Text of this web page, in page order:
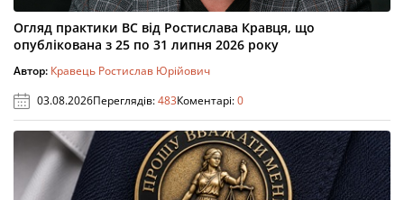
Огляд практики ВС від Ростислава Кравця, що
опублікована з 25 по 31 липня 2026 року
Автор: Кравець Ростислав Юрійович
03.08.2026Переглядів:483Коментарі:0